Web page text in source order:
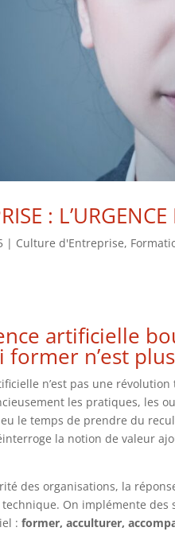
:
| Culture d'Entreprise,
artificielle
former n’est
n’est pas une
les pratiques, les
le temps de prendre du
la notion de valeur
des organisations, la
On implémente
: former, acculturer,